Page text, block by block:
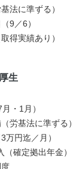
法に準ずる）
9／6）
得実績あり）
生
・1月）
労基法に準ずる）
万円迄／月）
（確定拠出年金）